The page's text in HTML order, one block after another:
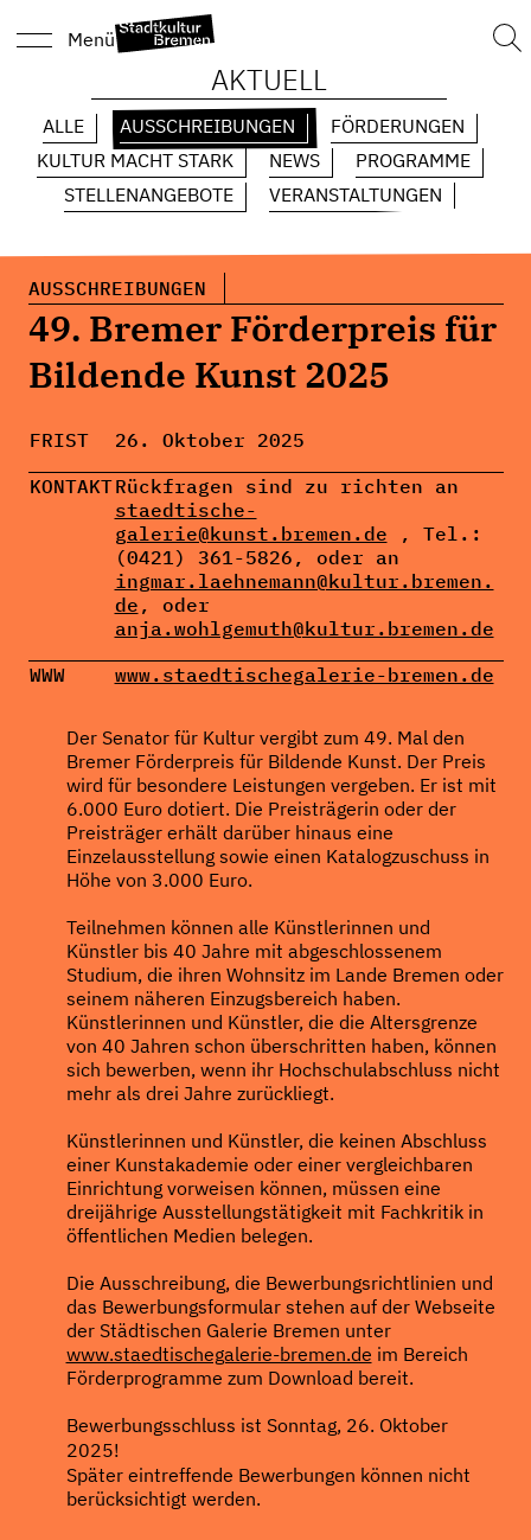
Menü
AKTUELL
ALLE AUSSCHREIBUNGEN
FÖRDERUNGEN
KULTUR MACHT STARK
NEWS
PROGRAMME
STELLENANGEBOTE
VERANSTALTUNGEN
AUSSCHREIBUNGEN
49. Bremer Förderpreis für
Bildende Kunst 2025
FRIST
26. Oktober 2025
KONTAKTRückfragen sind zu richten an
staedtische-
galerie@kunst.bremen.de , Tel.:
(0421) 361-5826, oder an
ingmar.laehnemann@kultur.bremen.
de , oder
anja.wohlgemuth@kultur.bremen.de
WWW
www.staedtischegalerie-bremen.de
Der Senator für Kultur vergibt zum 49. Mal den
Bremer Förderpreis für Bildende Kunst. Der Preis
wird für besondere Leistungen vergeben. Er ist mit
6.000 Euro dotiert. Die Preisträgerin oder der
Preisträger erhält darüber hinaus eine
Einzelausstellung sowie einen Katalogzuschuss in
Höhe von 3.000 Euro.
Teilnehmen können alle Künstlerinnen und
Künstler bis 40 Jahre mit abgeschlossenem
Studium, die ihren Wohnsitz im Lande Bremen oder
seinem näheren Einzugsbereich haben.
Künstlerinnen und Künstler, die die Altersgrenze
von 40 Jahren schon überschritten haben, können
sich bewerben, wenn ihr Hochschulabschluss nicht
mehr als drei Jahre zurückliegt.
Künstlerinnen und Künstler, die keinen Abschluss
einer Kunstakademie oder einer vergleichbaren
Einrichtung vorweisen können, müssen eine
dreijährige Ausstellungstätigkeit mit Fachkritik in
öffentlichen Medien belegen.
Die Ausschreibung, die Bewerbungsrichtlinien und
das Bewerbungsformular stehen auf der Webseite
der Städtischen Galerie Bremen unter
www.staedtischegalerie-bremen.de im Bereich
Förderprogramme zum Download bereit.
Bewerbungsschluss ist Sonntag, 26. Oktober
2025!
Später eintreffende Bewerbungen können nicht
berücksichtigt werden.